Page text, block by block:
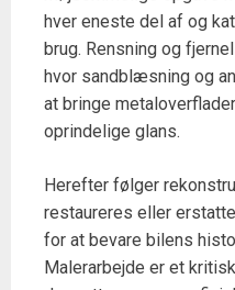
hver eneste del af og
brug. Rensning og
hvor sandblæsning og
at bringe
oprindelige glans.
Herefter følger
restaureres eller
for at bevare bilens
Malerarbejde er et